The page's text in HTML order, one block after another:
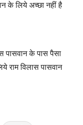
के लिये अच्छा नहीं है
पासवान के पास पैसा
राम विलास पासवान